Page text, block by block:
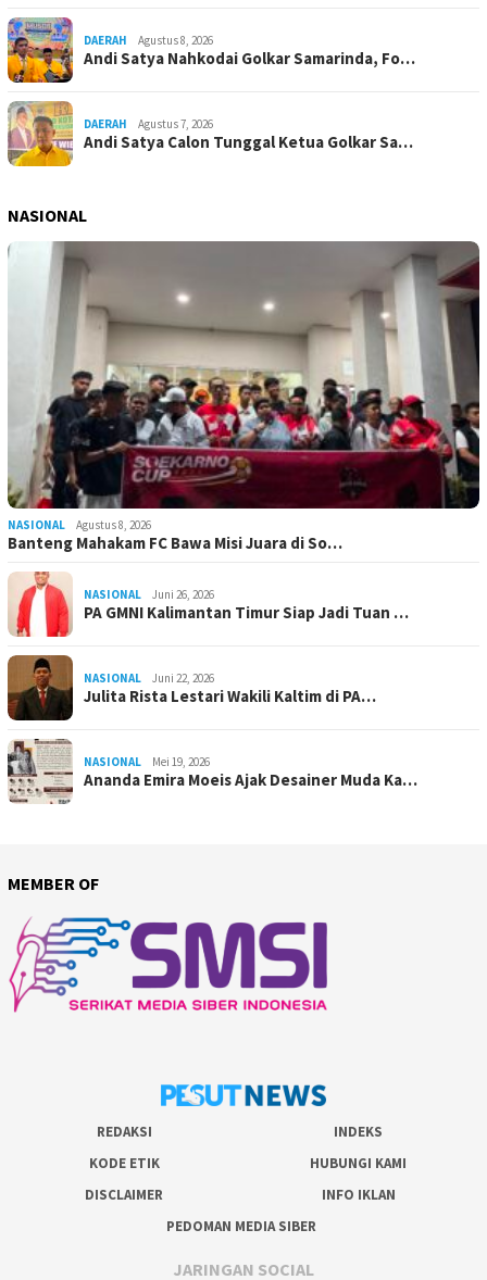
DAERAH Agustus 8, 2026
Andi Satya Nahkodai Golkar Samarinda, Fo…
DAERAH Agustus 7, 2026
Andi Satya Calon Tunggal Ketua Golkar Sa…
NASIONAL
NASIONAL Agustus 8, 2026
Banteng Mahakam FC Bawa Misi Juara di So…
NASIONAL Juni 26, 2026
PA GMNI Kalimantan Timur Siap Jadi Tuan …
NASIONAL Juni 22, 2026
Julita Rista Lestari Wakili Kaltim di PA…
NASIONAL Mei 19, 2026
Ananda Emira Moeis Ajak Desainer Muda Ka…
MEMBER OF
REDAKSI
INDEKS
KODE ETIK
HUBUNGI KAMI
DISCLAIMER
INFO IKLAN
PEDOMAN MEDIA SIBER
JARINGAN SOCIAL